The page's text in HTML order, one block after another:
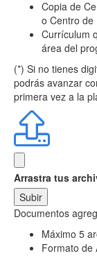
Copia de
o Centro de
Currículum
área del
(*) Si no tienes
podrás avanzar
primera vez a la
Arrastra tus
Subir
Documentos
Máximo 5
Formato de